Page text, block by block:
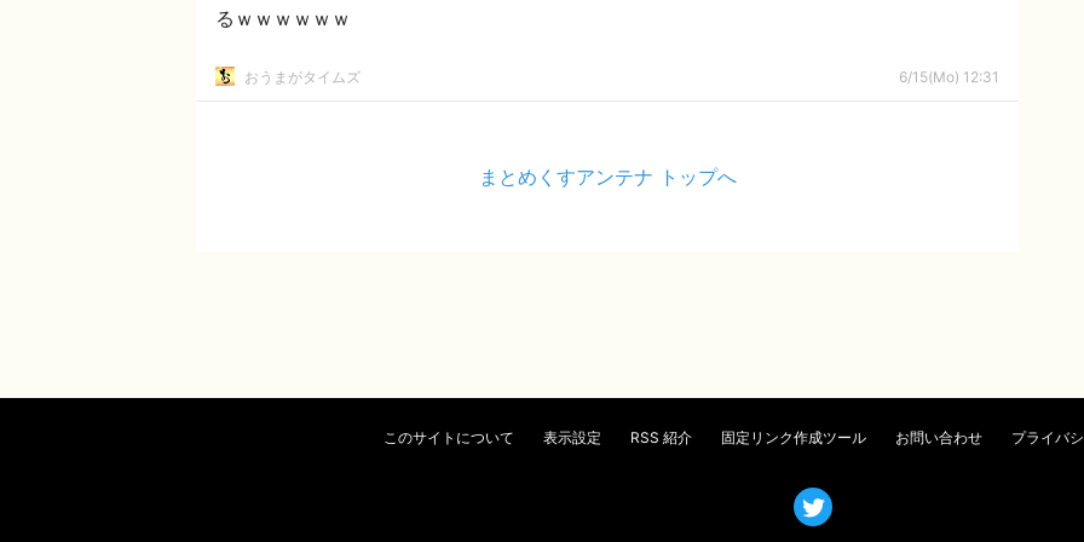
るｗｗｗｗｗｗ
おうまがタイムズ 6/15(Mo) 12:31
まとめくすアンテナ トップへ
このサイトについて 表示設定 RSS 紹介 固定リンク作成ツール お問い合わせ プライバ